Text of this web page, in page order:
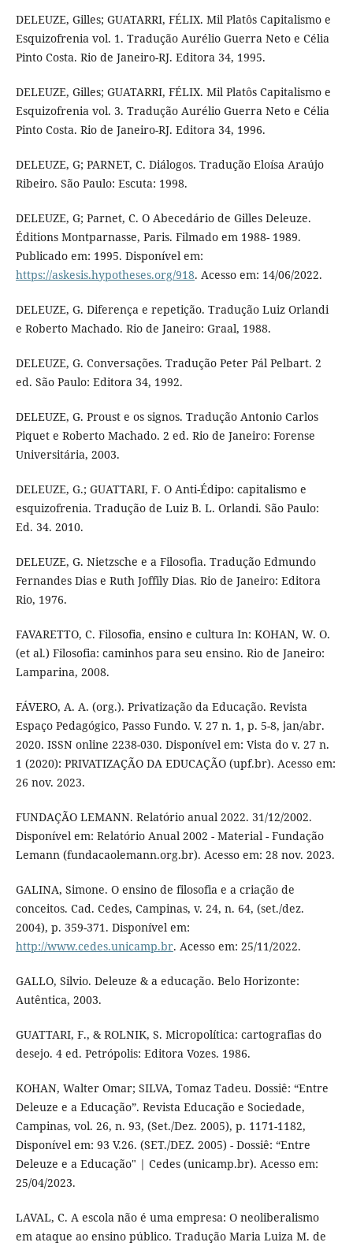
DELEUZE, Gilles; GUATARRI, FÉLIX. Mil Platôs Capitalismo e
Esquizofrenia vol. 1. Tradução Aurélio Guerra Neto e Célia
Pinto Costa. Rio de Janeiro-RJ. Editora 34, 1995.
DELEUZE, Gilles; GUATARRI, FÉLIX. Mil Platôs Capitalismo e
Esquizofrenia vol. 3. Tradução Aurélio Guerra Neto e Célia
Pinto Costa. Rio de Janeiro-RJ. Editora 34, 1996.
DELEUZE, G; PARNET, C. Diálogos. Tradução Eloísa Araújo
Ribeiro. São Paulo: Escuta: 1998.
DELEUZE, G; Parnet, C. O Abecedário de Gilles Deleuze.
Éditions Montparnasse, Paris. Filmado em 1988- 1989.
Publicado em: 1995. Disponível em:
https://askesis.hypotheses.org/918. Acesso em: 14/06/2022.
DELEUZE, G. Diferença e repetição. Tradução Luiz Orlandi
e Roberto Machado. Rio de Janeiro: Graal, 1988.
DELEUZE, G. Conversações. Tradução Peter Pál Pelbart. 2
ed. São Paulo: Editora 34, 1992.
DELEUZE, G. Proust e os signos. Tradução Antonio Carlos
Piquet e Roberto Machado. 2 ed. Rio de Janeiro: Forense
Universitária, 2003.
DELEUZE, G.; GUATTARI, F. O Anti-Édipo: capitalismo e
esquizofrenia. Tradução de Luiz B. L. Orlandi. São Paulo:
Ed. 34. 2010.
DELEUZE, G. Nietzsche e a Filosofia. Tradução Edmundo
Fernandes Dias e Ruth Joffily Dias. Rio de Janeiro: Editora
Rio, 1976.
FAVARETTO, C. Filosofia, ensino e cultura In: KOHAN, W. O.
(et al.) Filosofia: caminhos para seu ensino. Rio de Janeiro:
Lamparina, 2008.
FÁVERO, A. A. (org.). Privatização da Educação. Revista
Espaço Pedagógico, Passo Fundo. V. 27 n. 1, p. 5-8, jan/abr.
2020. ISSN online 2238-030. Disponível em: Vista do v. 27 n.
1 (2020): PRIVATIZAÇÃO DA EDUCAÇÃO (upf.br). Acesso em:
26 nov. 2023.
FUNDAÇÃO LEMANN. Relatório anual 2022. 31/12/2002.
Disponível em: Relatório Anual 2002 - Material - Fundação
Lemann (fundacaolemann.org.br). Acesso em: 28 nov. 2023.
GALINA, Simone. O ensino de filosofia e a criação de
conceitos. Cad. Cedes, Campinas, v. 24, n. 64, (set./dez.
2004), p. 359-371. Disponível em:
http://www.cedes.unicamp.br. Acesso em: 25/11/2022.
GALLO, Silvio. Deleuze & a educação. Belo Horizonte:
Autêntica, 2003.
GUATTARI, F., & ROLNIK, S. Micropolítica: cartografias do
desejo. 4 ed. Petrópolis: Editora Vozes. 1986.
KOHAN, Walter Omar; SILVA, Tomaz Tadeu. Dossiê: “Entre
Deleuze e a Educação”. Revista Educação e Sociedade,
Campinas, vol. 26, n. 93, (Set./Dez. 2005), p. 1171-1182,
Disponível em: 93 V.26. (SET./DEZ. 2005) - Dossiê: “Entre
Deleuze e a Educação" | Cedes (unicamp.br). Acesso em:
25/04/2023.
LAVAL, C. A escola não é uma empresa: O neoliberalismo
em ataque ao ensino público. Tradução Maria Luiza M. de